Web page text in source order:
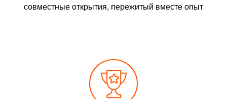
совместные открытия, пережитый вместе опыт